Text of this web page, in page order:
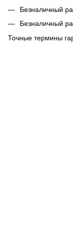
Безналичный
Безналичный
Точные термины